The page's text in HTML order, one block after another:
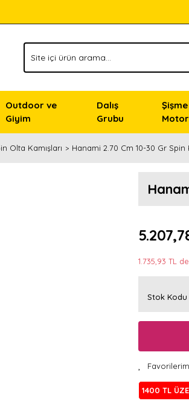
Outdoor ve
Giyim
Dalış
Grubu
Motor
Olta Kamışları Hanami 2.70 Cm 10-30 Gr Spin
1.735,93 TL
Stok Kodu
1400 TL